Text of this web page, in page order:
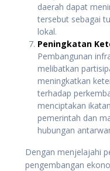
daerah dapat
tersebut sebagai
lokal.
Peningkatan
Pembangunan
melibatkan
meningkatkan
terhadap
menciptakan
pemerintah dan
hubungan
Dengan menjelajahi
pengembangan